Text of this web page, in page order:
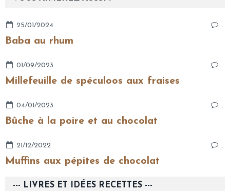
25/01/2024 …
Baba au rhum
01/09/2023 …
Millefeuille de spéculoos aux fraises
04/01/2023 …
Bûche à la poire et au chocolat
21/12/2022
Muffins aux pépites de chocolat
--- LIVRES ET IDÉES RECETTES ---